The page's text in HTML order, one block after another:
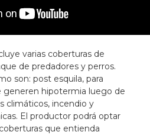
varias coberturas de
de predadores y perros.
son: post esquila, para
generen hipotermia luego de
climáticos, incendio y
El productor podrá optar
que entienda